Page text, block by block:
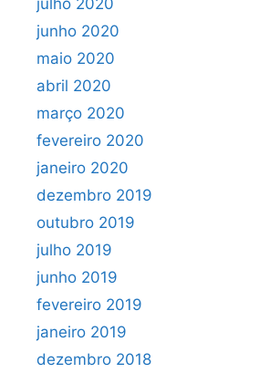
julho 2020
junho 2020
maio 2020
abril 2020
março 2020
fevereiro 2020
janeiro 2020
dezembro 2019
outubro 2019
julho 2019
junho 2019
fevereiro 2019
janeiro 2019
dezembro 2018